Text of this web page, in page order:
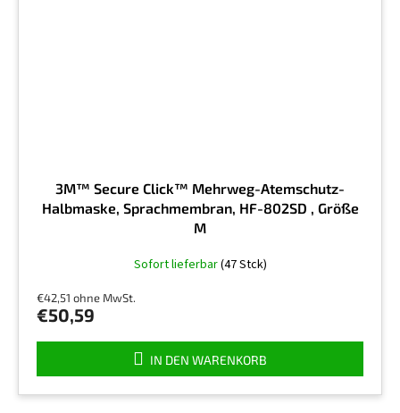
3M™ Secure Click™ Mehrweg-Atemschutz-
Halbmaske, Sprachmembran, HF-802SD , Größe
M
Die
durchschnittliche
von
5
Sternen.
Sofort lieferbar(47 Stck)
€42,51 ohne MwSt.
€50,59
IN DEN WARENKORB